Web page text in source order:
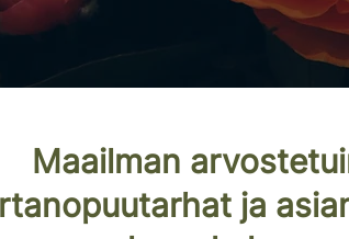
Maailman
ja